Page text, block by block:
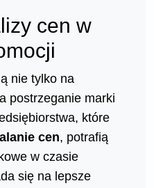
cen w
nie tylko na
postrzeganie marki
które
cen, potrafią
w czasie
się na lepsze